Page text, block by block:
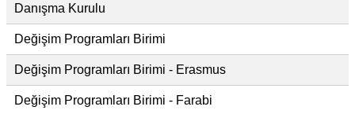
Danışma Kurulu
Değişim Programları Birimi
Değişim Programları Birimi - Erasmus
Değişim Programları Birimi - Farabi